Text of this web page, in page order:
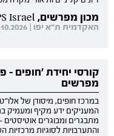
מכון מפרשים, MAPS Israel
האקדמית ת"א יפו | 23.10.2026 | יום שישי | 08:30-14:00
קורסי יחידת 'חופים -
מפרשים
במרכז חופים, מיסודן של
המעניקים ידע מקיף ומעמיק
מתבגרים ומבוגרים אוטיסטים -
והתערבויות לסוגיות